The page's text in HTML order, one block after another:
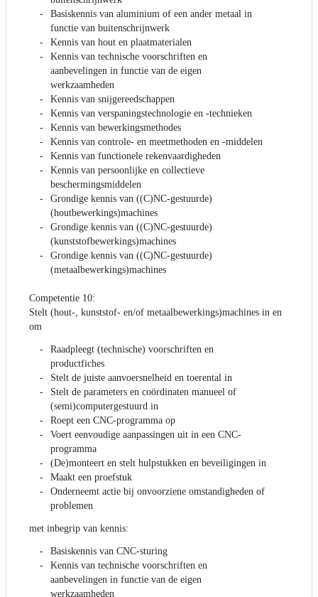
Basiskennis van aluminium of een ander metaal in
functie van buitenschrijnwerk
Kennis van hout en plaatmaterialen
Kennis van technische voorschriften en
aanbevelingen in functie van de eigen
werkzaamheden
Kennis van snijgereedschappen
Kennis van verspaningstechnologie en -technieken
Kennis van bewerkingsmethodes
Kennis van controle- en meetmethoden en -middelen
Kennis van functionele rekenvaardigheden
Kennis van persoonlijke en collectieve
beschermingsmiddelen
Grondige kennis van ((C)NC-gestuurde)
(houtbewerkings)machines
Grondige kennis van ((C)NC-gestuurde)
(kunststofbewerkings)machines
Grondige kennis van ((C)NC-gestuurde)
(metaalbewerkings)machines
Competentie 10:
Stelt (hout-, kunststof- en/of metaalbewerkings)machines in en
om
Raadpleegt (technische) voorschriften en
productfiches
Stelt de juiste aanvoersnelheid en toerental in
Stelt de parameters en coördinaten manueel of
(semi)computergestuurd in
Roept een CNC-programma op
Voert eenvoudige aanpassingen uit in een CNC-
programma
(De)monteert en stelt hulpstukken en beveiligingen in
Maakt een proefstuk
Onderneemt actie bij onvoorziene omstandigheden of
problemen
met inbegrip van kennis:
Basiskennis van CNC-sturing
Kennis van technische voorschriften en
aanbevelingen in functie van de eigen
werkzaamheden